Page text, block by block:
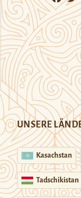
UNSERE
Kasachstan
Tadschikistan